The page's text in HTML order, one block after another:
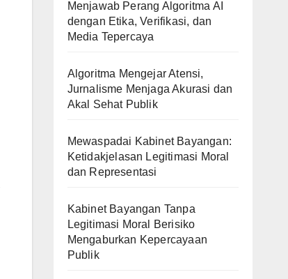
Menjawab Perang Algoritma AI
dengan Etika, Verifikasi, dan
Media Tepercaya
Algoritma Mengejar Atensi,
Jurnalisme Menjaga Akurasi dan
Akal Sehat Publik
Mewaspadai Kabinet Bayangan:
Ketidakjelasan Legitimasi Moral
dan Representasi
Kabinet Bayangan Tanpa
Legitimasi Moral Berisiko
Mengaburkan Kepercayaan
Publik